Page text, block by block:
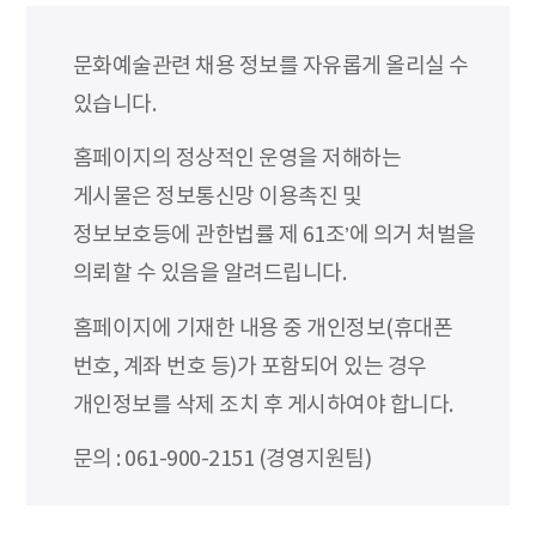
문화예술관련 채용 정보를 자유롭게 올리실 수
있습니다.
홈페이지의 정상적인 운영을 저해하는
게시물은 정보통신망 이용촉진 및
정보보호등에 관한법률 제 61조’에 의거 처벌을
의뢰할 수 있음을 알려드립니다.
홈페이지에 기재한 내용 중 개인정보(휴대폰
번호, 계좌 번호 등)가 포함되어 있는 경우
개인정보를 삭제 조치 후 게시하여야 합니다.
문의 : 061-900-2151 (경영지원팀)